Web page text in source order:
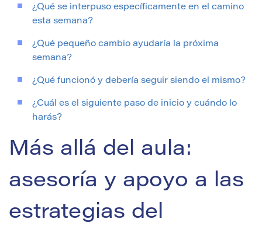
¿Qué se interpuso específicamente en el camino
esta semana?
¿Qué pequeño cambio ayudaría la próxima
semana?
¿Qué funcionó y debería seguir siendo el mismo?
¿Cuál es el siguiente paso de inicio y cuándo lo
harás?
Más allá del aula:
asesoría y apoyo a las
estrategias del